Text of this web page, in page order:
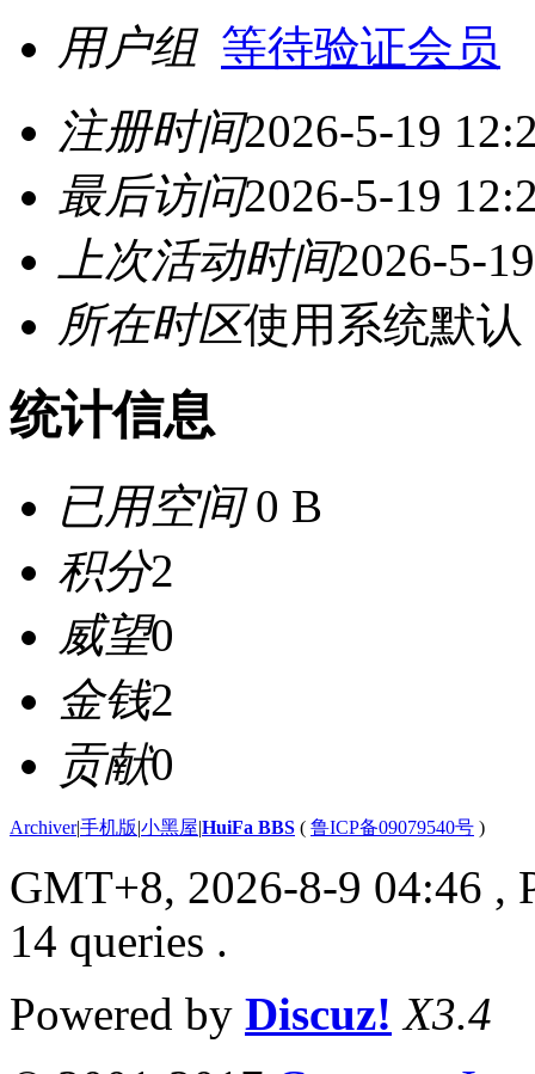
用户组 等待验证会员
注册时间2026-5-19
最后访问2026-5-19
上次活动时间2026-5-
所在时区使用系统默认
统计信息
已用空间0 B
积分2
威望0
金钱2
贡献0
Archiver|手机版|小黑屋|HuiFa BBS ( 鲁ICP备09079540号 )
GMT+8, 2026-8-9 04:46 ,
14 queries .
Powered by Discuz! X3.4